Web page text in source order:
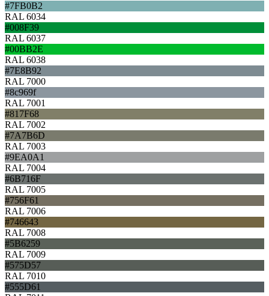
#7FB0B2
RAL 6034
#008F39
RAL 6037
#00BB2E
RAL 6038
#7E8B92
RAL 7000
#8c969f
RAL 7001
#817F68
RAL 7002
#7A7B6D
RAL 7003
#9EA0A1
RAL 7004
#6B716F
RAL 7005
#756F61
RAL 7006
#746643
RAL 7008
#5B6259
RAL 7009
#575D57
RAL 7010
#555D61